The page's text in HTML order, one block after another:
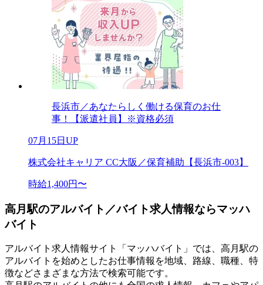
長浜市／あなたらしく働ける保育のお仕
事！【派遣社員】※資格必須
07月15日UP
株式会社キャリア CC大阪／保育補助【長浜市-003】
時給1,400円〜
高月駅のアルバイト／バイト求人情報ならマッハ
バイト
アルバイト求人情報サイト「マッハバイト」では、高月駅の
アルバイトを始めとしたお仕事情報を地域、路線、職種、特
徴などさまざまな方法で検索可能です。